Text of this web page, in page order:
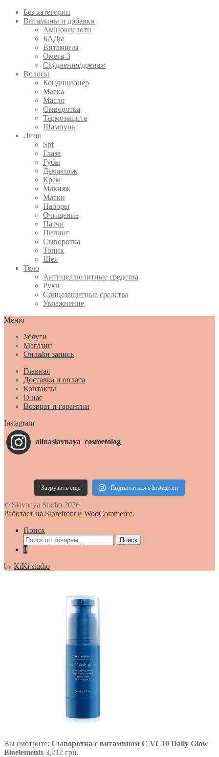
Без категории
Витамины и добавки
Амінокислоти
БАДы
Витамины
Омега-3
Схуднення/дренаж
Волосы
Кондиционер
Маска
Масло
Сыворотка
Термозащита
Шампунь
Лицо
Spf
Глаза
Губы
Демакияж
Крем
Макияж
Маски
Наборы
Очищение
Патчи
Пилинг
Сыворотка
Тоник
Шея
Тело
Антицеллюлитные средства
Руки
Сонцезащитные средства
Увлажнение
Меню
Услуги
Магазин
Онлайн запись
Главная
Доставка и оплата
Контакты
О нас
Возврат и гарантии
Instagram
alinaslavnaya_cosmetolog
Загрузить ещё Подписаться в Instagram
© Slavnaya Studio 2026
Работает на Storefront и WooCommerce.
Поиск
Искать:
Поиск
0
by KiKi studio
Вы смотрите: Сыворотка с витамином С VC10 Daily Glow
Bioelements 3,212 грн.